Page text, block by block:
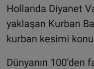
Hollanda Diyanet
yaklaşan Kurban
kurban kesimi
Dünyanın